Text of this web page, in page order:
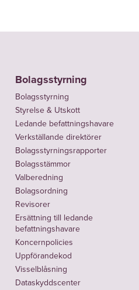
Bolagsstyrning
Bolagsstyrning
Styrelse & Utskott
Ledande befattningshavare
Verkställande direktörer
Bolagsstyrningsrapporter
Bolagsstämmor
Valberedning
Bolagsordning
Revisorer
Ersättning till ledande
befattningshavare
Koncernpolicies
Uppförandekod
Visselblåsning
Dataskyddscenter